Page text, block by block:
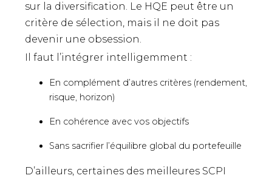
sur la diversification. Le HQE peut être un
critère de sélection, mais il ne doit pas
devenir une obsession.
Il faut l’intégrer intelligemment :
En complément d’autres critères (rendement,
risque, horizon)
En cohérence avec vos objectifs
Sans sacrifier l’équilibre global du portefeuille
D’ailleurs, certaines des meilleures SCPI